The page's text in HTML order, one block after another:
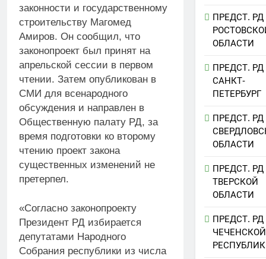
законности и государственному
строительству Магомед
Амиров. Он сообщил, что
законопроект был принят на
апрельской сессии в первом
чтении. Затем опубликован в
СМИ для всенародного
обсуждения и направлен в
Общественную палату РД, за
время подготовки ко второму
чтению проект закона
существенных изменений не
претерпел.
«Согласно законопроекту
Президент РД избирается
депутатами Народного
Собрания республики из числа
ПРЕДСТ. РД
ОБЛАСТИ
ПРЕДСТ. РД
САНКТ-
ПЕТЕРБУРГ
ПРЕДСТ. РД
ОБЛАСТИ
ПРЕДСТ. РД
ТВЕРСКОЙ
ОБЛАСТИ
ПРЕДСТ. РД
ЧЕЧЕНСКОЙ